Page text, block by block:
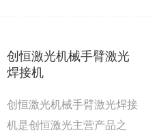
创恒激光机械手臂激光
焊接机
创恒激光机械手臂激光焊接
机是创恒激光主营产品之